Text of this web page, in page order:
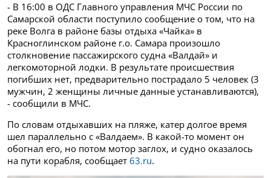
- В 16:00 в ОДС Главного управления МЧС России по
Самарской области поступило сообщение о том, что на
реке Волга в районе базы отдыха «Чайка» в
Красноглинском районе г.о. Самара произошло
столкновение пассажирского судна «Валдай» и
легкомоторной лодки. В результате происшествия
погибших нет, предварительно пострадало 5 человек (3
мужчин, 2 женщины личные данные устанавливаются),
- сообщили в МЧС.
По словам отдыхавших на пляже, катер долгое время
шел параллельно с «Валдаем». В какой-то момент он
обогнал его, но потом мотор заглох, и судно оказалось
на пути корабля, сообщает 63.ru.